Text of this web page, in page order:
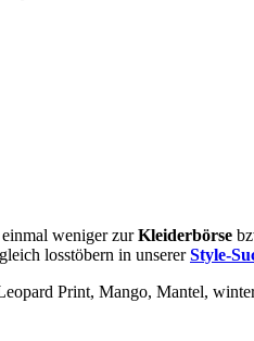
weniger zurKleiderbörse
losstöbern in unsererStyle-
Print, Mango, Mantel, winter